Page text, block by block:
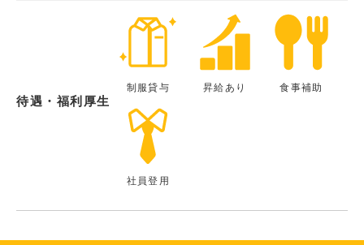
待遇・福利厚生
制服貸与 昇給あり 食事補助
社員登用